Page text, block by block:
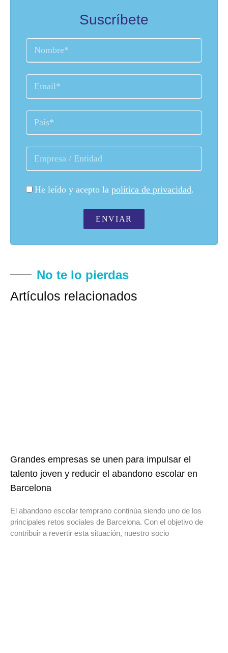
Suscríbete
He leído y acepto la política de privacidad.
ENVIAR
No te lo pierdas
Artículos relacionados
Grandes empresas se unen para impulsar el
talento joven y reducir el abandono escolar en
Barcelona
El abandono escolar temprano continúa siendo uno de los
principales retos sociales de Barcelona. Con el objetivo de
contribuir a revertir esta situación, nuestro socio